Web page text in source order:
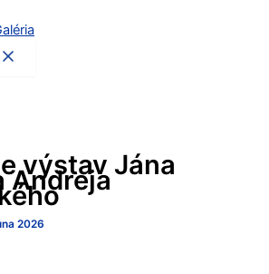
výstav Jána
Andreja
2026